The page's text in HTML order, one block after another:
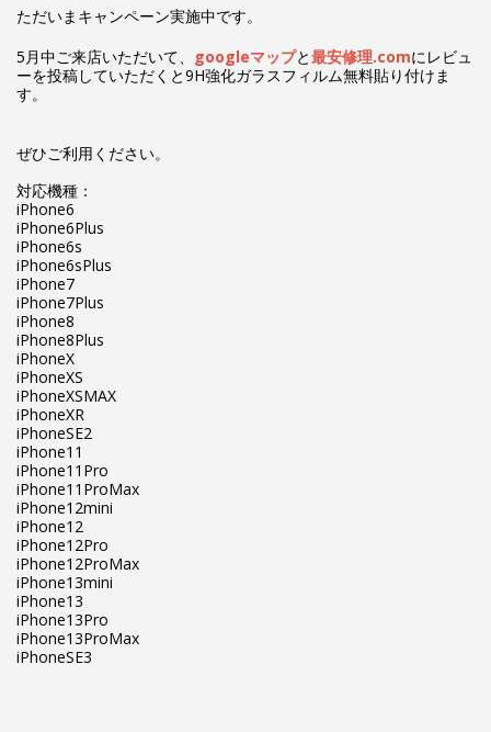
ただいまキャンペーン実施中です。
5月中ご来店いただいて、
googleマップと最安修理.comにレビュ
ーを投稿していただくと9H強化ガラスフィルム無料貼り付けま
す。
ぜひご利用ください。
対応機種：
iPhone6
iPhone6Plus
iPhone6s
iPhone6sPlus
iPhone7
iPhone7Plus
iPhone8
iPhone8Plus
iPhoneX
iPhoneXS
iPhoneXSMAX
iPhoneXR
iPhoneSE2
iPhone11
iPhone11Pro
iPhone11ProMax
iPhone12mini
iPhone12
iPhone12Pro
iPhone12ProMax
iPhone13mini
iPhone13
iPhone13Pro
iPhone13ProMax
iPhoneSE3